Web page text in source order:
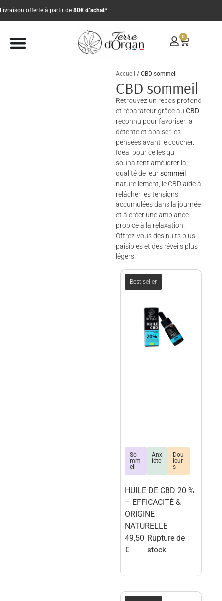
Livraison offerte à partir de 80€ d’achat*
0
Accueil / CBD sommeil
CBD sommeil
Retrouvez un repos profond
et réparateur grâce au CBD
reconnu pour favoriser la
détente et apaiser les
pensées avant le coucher.
Idéal pour celles qui
souhaitent améliorer la
qualité de leursommeil
naturellement, le CBD aide à
relâcher les tensions
accumulées dans la journée
et à créer une ambiance
propice à la relaxation.
Offrez-vous des nuits plus
paisibles et des réveils plus
légers.
Best-seller
So
mm
eil
Anx
iété
Dou
leur
s
HUILE DE CBD 20 %
– EFFICACITÉ &
ORIGINE
NATURELLE
49,50
€
Rupture de
stock